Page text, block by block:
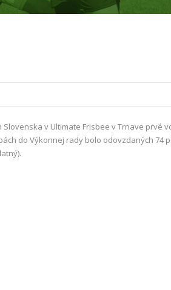
v Ultimate Frisbee v Trnave prvé
do Výkonnej rady bolo odovzdaných 74